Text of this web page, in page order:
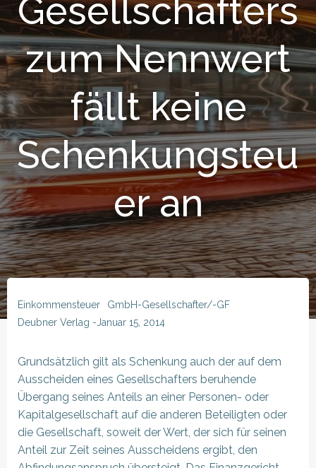
Gesellschafters
zum Nennwert
fällt keine
Schenkungsteu
er an
Einkommensteuer
GmbH-Gesellschafter/-GF
Deubner Verlag -Januar 15, 2014
Grundsätzlich gilt als Schenkung auch der auf dem
Ausscheiden eines Gesellschafters beruhende
Übergang seines Anteils an einer Personen- oder
Kapitalgesellschaft auf die anderen Beteiligten oder
die Gesellschaft, soweit der Wert, der sich für seinen
Anteil zur Zeit seines Ausscheidens ergibt, den